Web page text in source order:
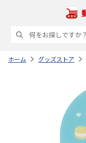
ホーム グッズストア